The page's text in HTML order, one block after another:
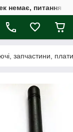
немає, питання у
запчастини,